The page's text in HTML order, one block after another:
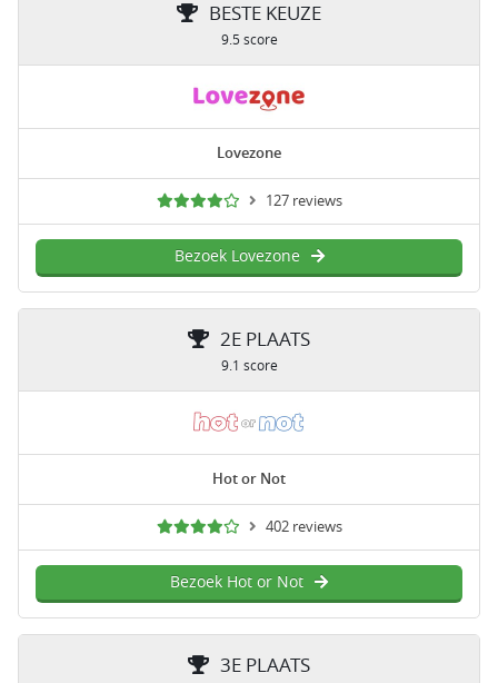
BESTE KEUZE
9.5 score
Lovezone
127 reviews
Bezoek Lovezone
2E PLAATS
9.1 score
Hot or Not
402 reviews
Bezoek Hot or Not
3E PLAATS